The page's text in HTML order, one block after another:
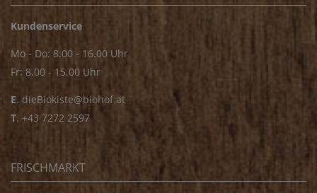
Kundenservice
Mo - Do: 8.00 - 16.00 Uhr
Fr: 8.00 - 15.00 Uhr
E. dieBiokiste@biohof.at
T. +43 7272 2597
FRISCHMARKT